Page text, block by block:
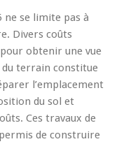
ne se limite pas à
Divers coûts
obtenir une vue
du terrain constitue
l’emplacement
du sol et
Ces travaux de
de construire